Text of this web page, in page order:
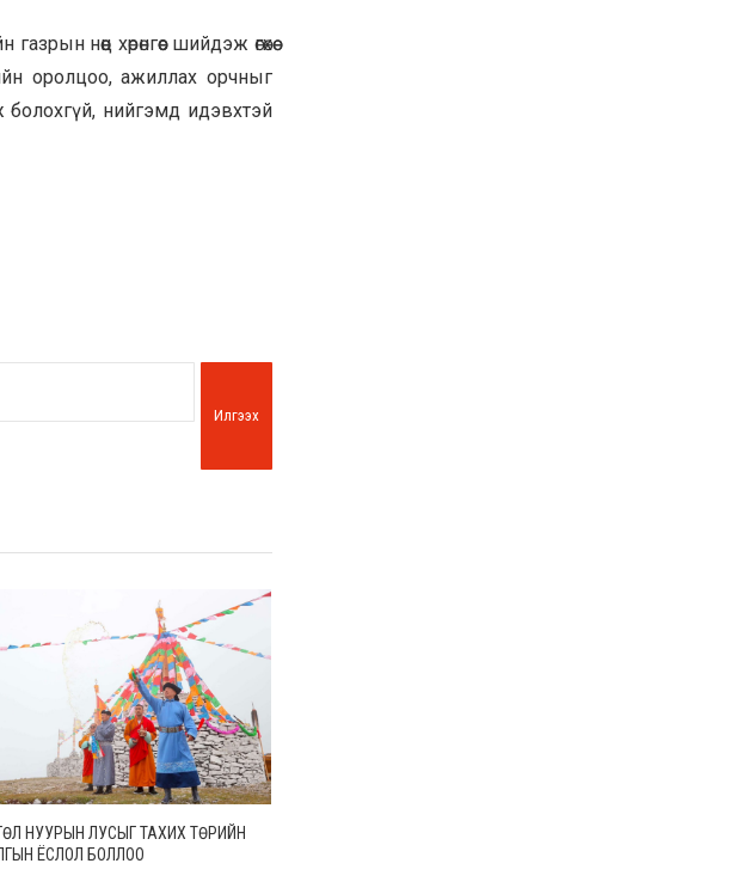
нөөц хөрөнгөөс шийдэж өгөхөө
оролцоо, ажиллах орчныг
нийгэмд идэвхтэй
Илгээх
НУУРЫН ЛУСЫГ ТАХИХ ТӨРИЙН
ЁСЛОЛ БОЛЛОО